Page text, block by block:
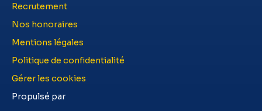
Recrutement
Nos honoraires
Mentions légales
Politique de confidentialité
Gérer les cookies
Propulsé par